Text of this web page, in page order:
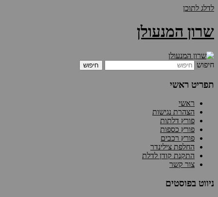
לדלג לתוכן
שרון המנעולן
חיפוש
תפריט ראשי
ראשי
הצהרת נגישות
פורץ דלתות
פורץ כספות
פורץ רכבים
החלפת צילינדר
התקנת קודן לדלת
צור קשר
ניווט בפוסטים